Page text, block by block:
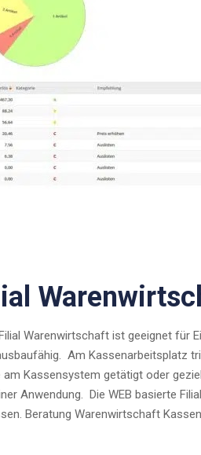
Warenwirtschaft ist geeignet für
Am Kassenarbeitsplatz
Kassensystem getätigt oder
Anwendung. Die WEB basierte
Beratung Warenwirtschaft